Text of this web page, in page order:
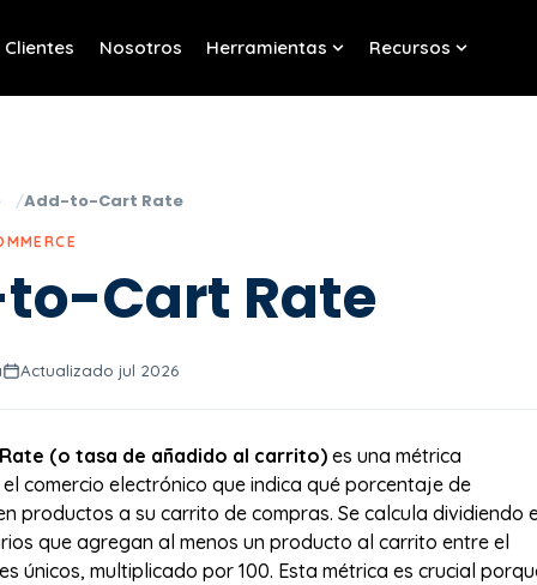
submenu for Servicios
Clientes Nosotros Herramientas
Show submenu for
Recursos
Add-to-Cart Rate
Cart Rate
Actualizado jul 2026
(o tasa de añadido al carrito) es una métrica
comercio electrónico que indica qué porcentaje de
productos a su carrito de compras. Se calcula dividiendo
que agregan al menos un producto al carrito entre el
únicos, multiplicado por 100. Esta métrica es crucial